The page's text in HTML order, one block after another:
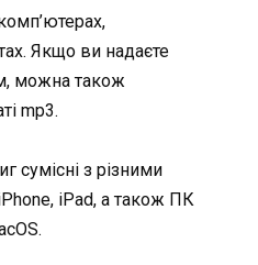
Якщо ви надаєте
можна також
mp3.
сумісні з різними
iPad, а також ПК